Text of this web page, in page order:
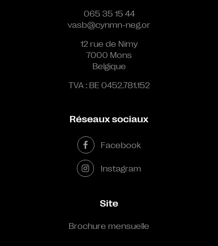
065 35 15 44
vasb@cynmn-neg.or
12 rue de Nimy
7000 Mons
Belgique
TVA : BE 0452.781.152
Réseaux sociaux
Facebook
Instagram
Site
Brochure mensuelle